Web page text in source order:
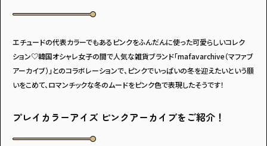
答えて
エチュードの代表カラーでもあるピンクをふんだんに使った可愛らしいコレク
ション♡韓国オシャレ女子の間で人気な雑貨ブランド「mafavarchive（マファブ
アーカイブ）」とのコラボレーションで、ピンクでいっぱいの冬を迎えたいという願
いをこめて、ロマンチックな冬のムードをピンク色で表現したそうです！
プレイカラーアイズ ピンクアーカイブをご紹介！